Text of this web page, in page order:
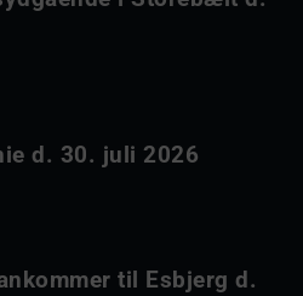
d. 30. juli 2026
til Esbjerg d.